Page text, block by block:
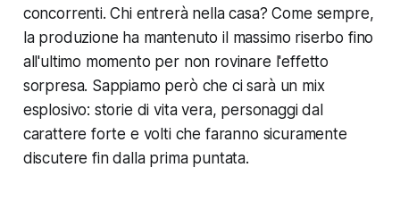
concorrenti. Chi entrerà nella casa? Come sempre,
la produzione ha mantenuto il massimo riserbo fino
all'ultimo momento per non rovinare l'effetto
sorpresa. Sappiamo però che ci sarà un mix
esplosivo: storie di vita vera, personaggi dal
carattere forte e volti che faranno sicuramente
discutere fin dalla prima puntata.